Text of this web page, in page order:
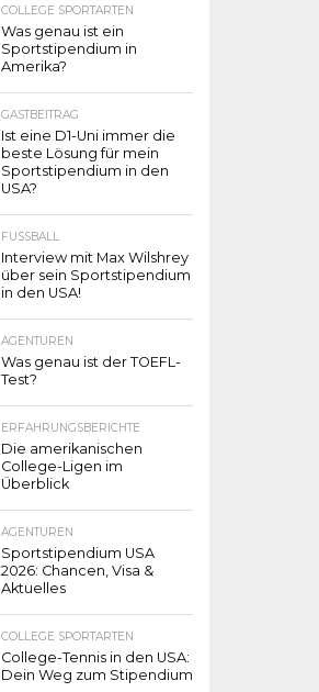
COLLEGE SPORTARTEN
Was genau ist ein
Sportstipendium in
Amerika?
GASTBEITRAG
Ist eine D1-Uni immer die
beste Lösung für mein
Sportstipendium in den
USA?
FUSSBALL
Interview mit Max Wilshrey
über sein Sportstipendium
in den USA!
AGENTUREN
Was genau ist der TOEFL-
Test?
ERFAHRUNGSBERICHTE
Die amerikanischen
College-Ligen im
Überblick
AGENTUREN
Sportstipendium USA
2026: Chancen, Visa &
Aktuelles
COLLEGE SPORTARTEN
College-Tennis in den USA:
Dein Weg zum Stipendium